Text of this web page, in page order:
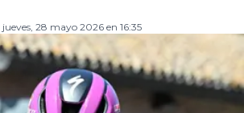
jueves, 28 mayo 2026 en 16:35